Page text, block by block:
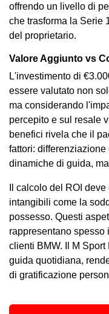
offrendo un livello di
che trasforma la Serie
del proprietario.
Valore Aggiunto vs
L'investimento di
essere valutato non
ma considerando
percepito e sul resale
benefici rivela che il
fattori:
dinamiche di guida,
Il calcolo del ROI
intangibili come la
possesso. Questi
rappresentano spesso
clienti BMW. Il M
guida quotidiana,
di gratificazione